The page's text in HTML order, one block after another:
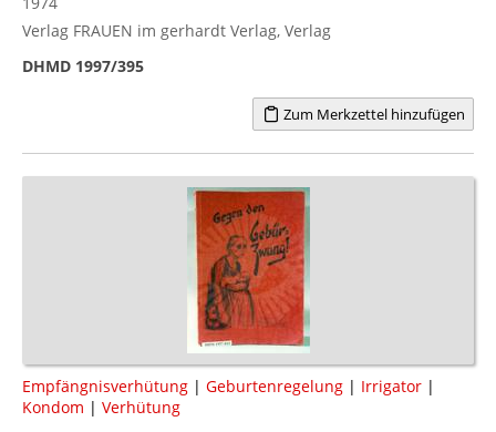
Verlag FRAUEN im gerhardt Verlag, Verlag
DHMD 1997/395
Zum Merkzettel hinzufügen
Empfängnisverhütung | Geburtenregelung | Irrigator |
Kondom | Verhütung